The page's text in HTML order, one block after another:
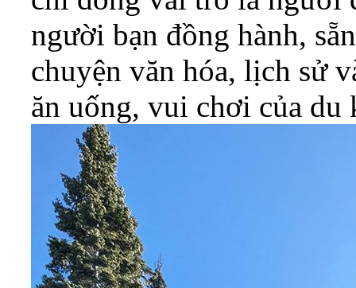
người bạn đồng hành,
chuyện văn hóa, lịch sử
ăn uống, vui chơi của du